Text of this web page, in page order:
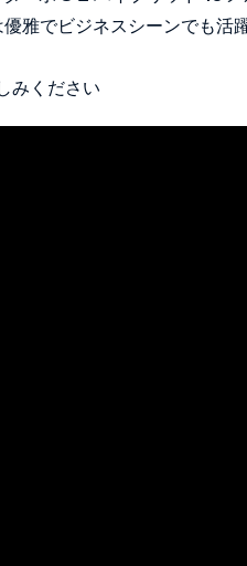
雅でビジネスシーンでも活
みください